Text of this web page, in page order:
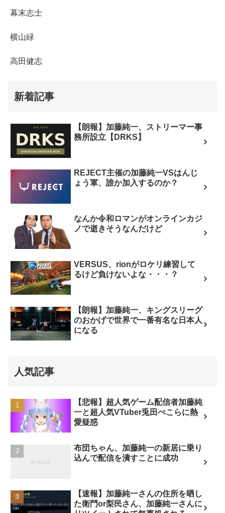
幕末志士
横山緑
高田健志
新着記事
【朗報】加藤純一、ストリーマー事
務所設立【DRKS】
REJECT主催の加藤純一VSはんじ
ょう軍、誰か加入するのか？
なんか令和ロマンがオンラインカジ
ノで逝きそうなんだけど
VERSUS、rionがロケリ練習して
るけど負けないよな・・・？
【朗報】加藤純一、キングスリーグ
のおかげで世界で一番有名な日本人
になる
人気記事
【悲報】超人気ゲーム配信者加藤純
一と超人気VTuber兎田ぺこらに熱
愛疑惑
布団ちゃん、加藤純一の新居に乗り
込んで配信を潰すことに成功
【速報】加藤純一さんの住所を晒し
た衛門or梨民さん、加藤純一さんに